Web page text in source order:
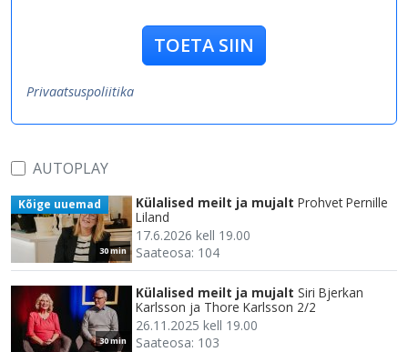
TOETA SIIN
Privaatsuspoliitika
AUTOPLAY
30 min
Kõige uuemad Külalised meilt ja mujalt Prohvet Pernille
Liland
17.6.2026 kell 19.00
Saateosa: 104
30 min
Külalised meilt ja mujalt Siri Bjerkan
Karlsson ja Thore Karlsson 2/2
26.11.2025 kell 19.00
Saateosa: 103